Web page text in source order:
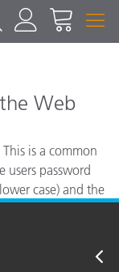
Web
is a common
users password
case) and the